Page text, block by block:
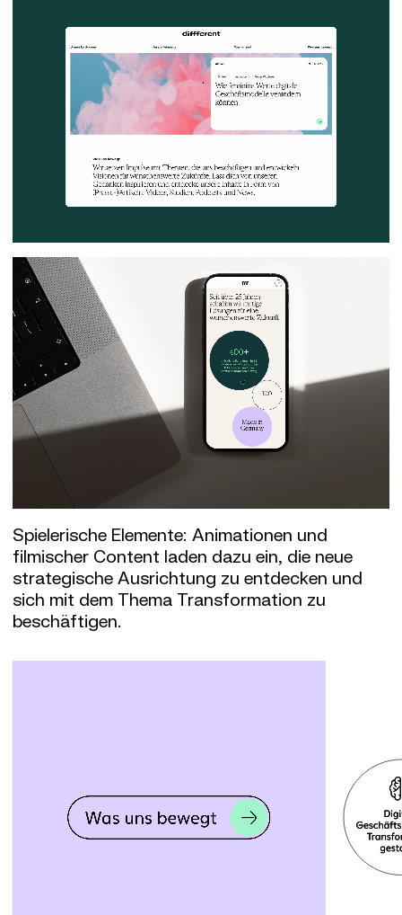
Spielerische Elemente: Animationen und
filmischer Content laden dazu ein, die neue
strategische Ausrichtung zu entdecken und
sich mit dem Thema Transformation zu
beschäftigen.